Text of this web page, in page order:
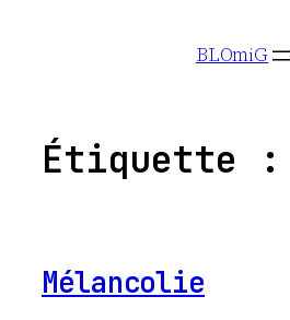
BLOmiG
Étiquette :
Mélancolie